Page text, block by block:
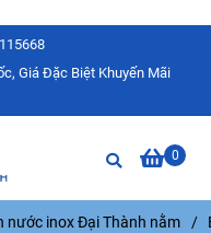
Giá Đặc Biệt Khuyến Mãi
0
nước inox Đại Thành nằm /